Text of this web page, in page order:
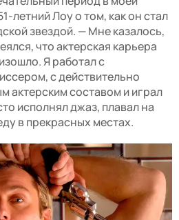
летний Лоу о том, как он стал
звездой. — Мне казалось,
что актерская карьера
Я работал с
с действительно
актерским составом и играл
исполнял джаз, плавал на
в прекрасных местах.